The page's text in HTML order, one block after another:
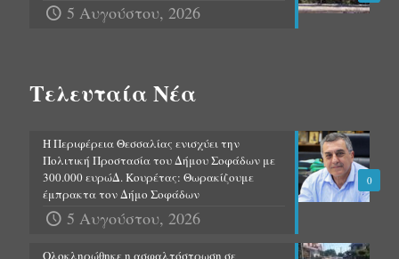
5 Αυγούστου, 2026
Τελευταία Νέα
0
Η Περιφέρεια Θεσσαλίας ενισχύει την
Πολιτική Προστασία του Δήμου Σοφάδων με
300.000 ευρώΔ. Κουρέτας: Θωρακίζουμε
έμπρακτα τον Δήμο Σοφάδων
5 Αυγούστου, 2026
Ολοκληρώθηκε η ασφαλτόστρωση σε